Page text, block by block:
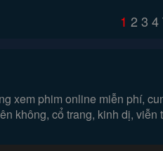
1 2 3 4
xem phim online miễn phí,
không, cổ trang, kinh dị,